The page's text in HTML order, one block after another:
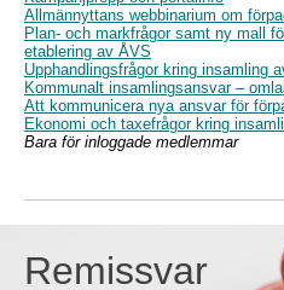
Allmännyttans webbinarium om
Plan- och markfrågor samt ny mall
etablering av ÅVS
Upphandlingsfrågor kring insamling
Kommunalt insamlingsansvar –
Att kommunicera nya ansvar för
Ekonomi och taxefrågor kring
Bara för inloggade medlemmar
Remissvar